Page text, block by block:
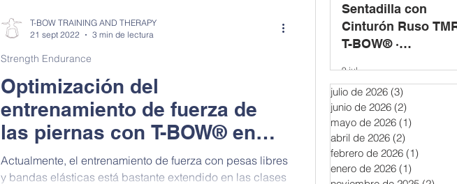
Optimización del
entrenamiento de fuerza de
las piernas con T-BOW® en
fitness grupal
Actualmente, el entrenamiento de fuerza con pesas libres
y bandas elásticas está bastante extendido en las clases
Strength Endurance
T-BOW TRAINING AND THERAPY
21 sept 2022
3 min de lectura
Programa de
Entrenamiento
Sentadilla con
Cinturón Ruso
T-BOW® ·
9 jul
julio de 2026 (3)
junio de 2026 (2)
mayo de 2026 (1)
abril de 2026 (2)
febrero de 2026 (1)
enero de 2026 (1)